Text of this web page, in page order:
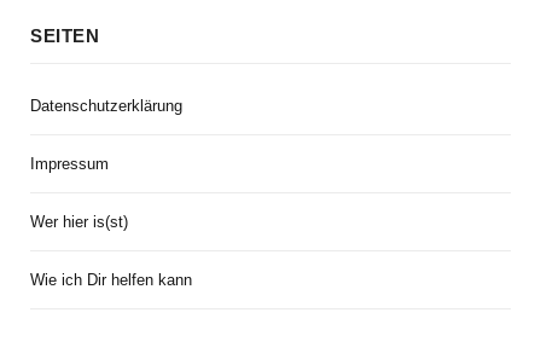
SEITEN
Datenschutzerklärung
Impressum
Wer hier is(st)
Wie ich Dir helfen kann